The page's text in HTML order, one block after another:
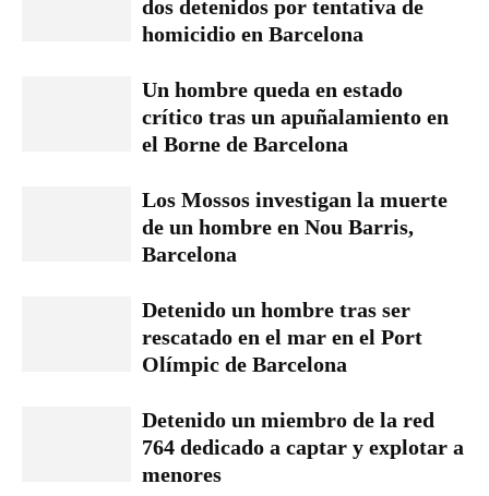
dos detenidos por tentativa de
homicidio en Barcelona
Un hombre queda en estado
crítico tras un apuñalamiento en
el Borne de Barcelona
Los Mossos investigan la muerte
de un hombre en Nou Barris,
Barcelona
Detenido un hombre tras ser
rescatado en el mar en el Port
Olímpic de Barcelona
Detenido un miembro de la red
764 dedicado a captar y explotar a
menores